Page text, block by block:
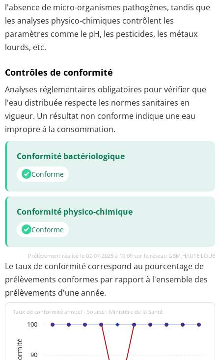
l'absence de micro-organismes pathogènes, tandis que
les analyses physico-chimiques contrôlent les
paramètres comme le pH, les pesticides, les métaux
lourds, etc.
Contrôles de conformité
Analyses réglementaires obligatoires pour vérifier que
l'eau distribuée respecte les normes sanitaires en
vigueur. Un résultat non conforme indique une eau
impropre à la consommation.
Conformité bactériologique
Conforme
Conformité physico-chimique
Conforme
Prélèvement réalisé le 02-07-2025 à 10:00 sur le réseau GBM HAUTE LOUE
Le taux de conformité correspond au pourcentage de
prélèvements conformes par rapport à l'ensemble des
prélèvements d'une année.
Taux de conformité annuel - Source : Ministère de la Santé
90
100